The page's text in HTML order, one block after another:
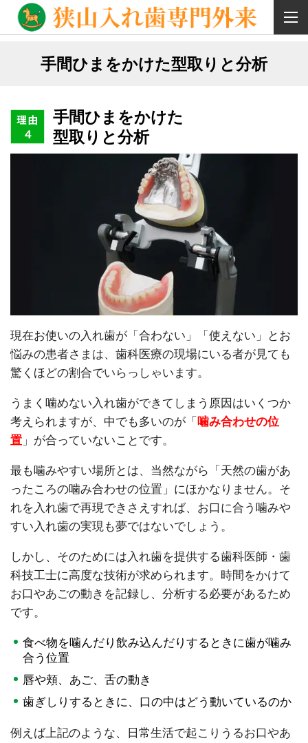
手間ひまをかけた型取りと分析
手間ひまをかけた
型取りと分析
現在お使いの入れ歯が「合わない」「使えない」とお
悩みの患者さまは、歯科医療の現場にいる者が見ても
驚くほどの割合でいらっしゃいます。
うまく噛めない入れ歯ができてしまう原因はいくつか
考えられますが、中でも多いのが「噛み合わせの位
置 」が合っていないことです。
最も噛みやすい場所とは、当然ながら「天然の歯があ
ったころの噛み合わせの位置」にほかなりません。そ
れを入れ歯で再現できさえすれば、お口に合う噛みや
すい入れ歯の実現も夢ではないでしょう。
しかし、そのためには入れ歯を提供する歯科医師・歯
科技工士に高度な技術が求められます。時間をかけて
お口やあごの動きを記録し、分析する必要があるため
です。
食べ物を噛んだり飲み込んだりするときに歯が噛み
合う位置
唇や頬、あご、舌の動き
歯ぎしりするときに、口の中はどう動いているのか
例えば上記のような、日常生活で起こりうるお口やあ